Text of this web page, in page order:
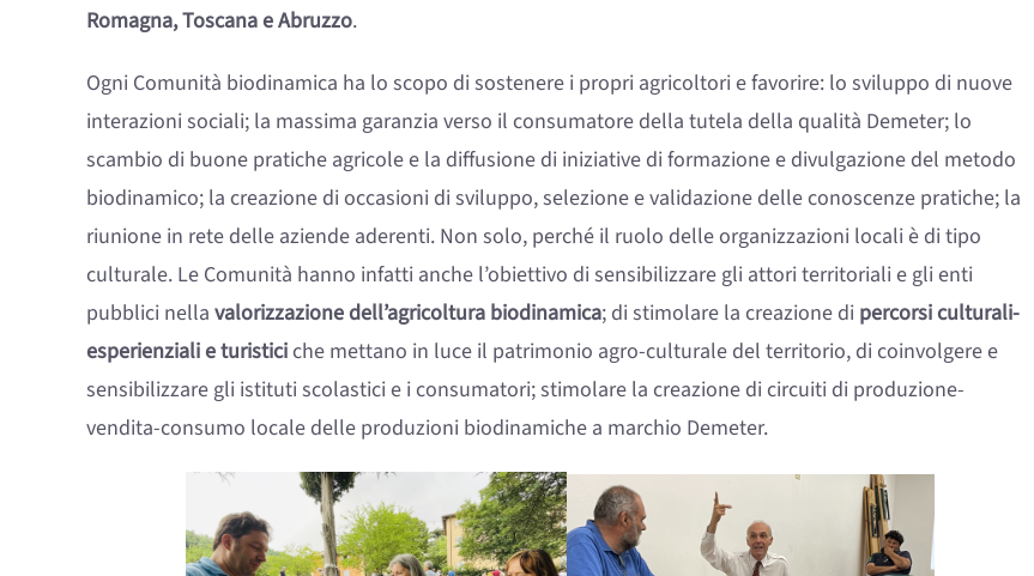
Romagna, Toscana e Abruzzo.
Ogni Comunità biodinamica ha lo scopo di sostenere i propri agricoltori e favorire: lo sviluppo di nuove
interazioni sociali; la massima garanzia verso il consumatore della tutela della qualità Demeter; lo
scambio di buone pratiche agricole e la diffusione di iniziative di formazione e divulgazione del metodo
biodinamico; la creazione di occasioni di sviluppo, selezione e validazione delle conoscenze pratiche; la
riunione in rete delle aziende aderenti. Non solo, perché il ruolo delle organizzazioni locali è di tipo
culturale. Le Comunità hanno infatti anche l’obiettivo di sensibilizzare gli attori territoriali e gli enti
pubblici nella valorizzazione dell’agricoltura biodinamica; di stimolare la creazione di percorsi culturali-
esperienziali e turisticiche mettano in luce il patrimonio agro-culturale del territorio, di coinvolgere e
sensibilizzare gli istituti scolastici e i consumatori; stimolare la creazione di circuiti di produzione-
vendita-consumo locale delle produzioni biodinamiche a marchio Demeter.